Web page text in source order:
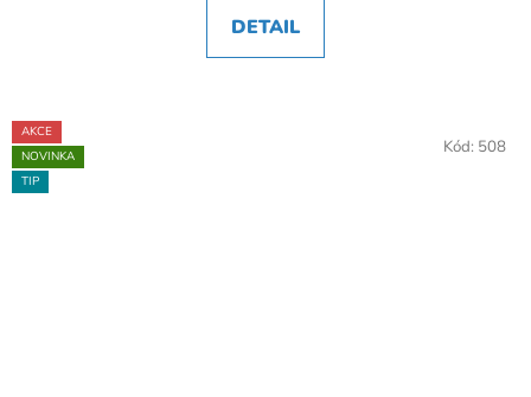
DETAIL
AKCE
NOVINKA
TIP
Kód: 508